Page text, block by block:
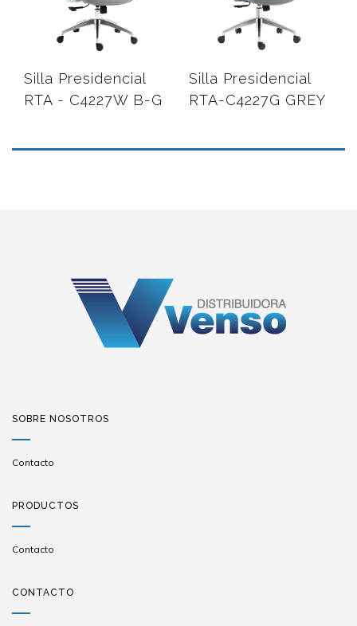
Silla Presidencial
RTA - C4227W B-G
Silla Presidencial
RTA-C4227G GREY
SOBRE NOSOTROS
Contacto
PRODUCTOS
Contacto
CONTACTO